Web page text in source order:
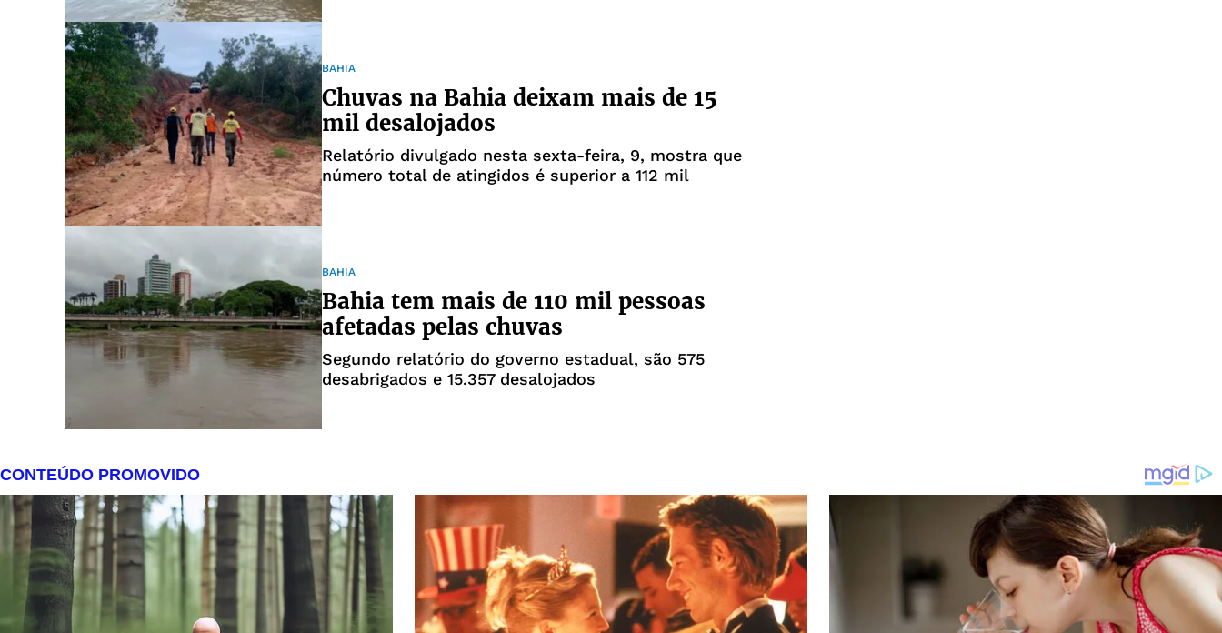
BAHIA
Chuvas na Bahia deixam mais de 15
mil desalojados
Relatório divulgado nesta sexta-feira, 9, mostra que
número total de atingidos é superior a 112 mil
BAHIA
Bahia tem mais de 110 mil pessoas
afetadas pelas chuvas
Segundo relatório do governo estadual, são 575
desabrigados e 15.357 desalojados